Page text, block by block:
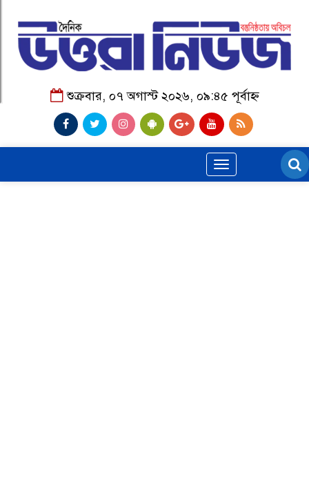
শুক্রবার, ০৭ অগাস্ট ২০২৬, ০৯:৪৫ পূর্বাহ্ন
Toggle
navigation